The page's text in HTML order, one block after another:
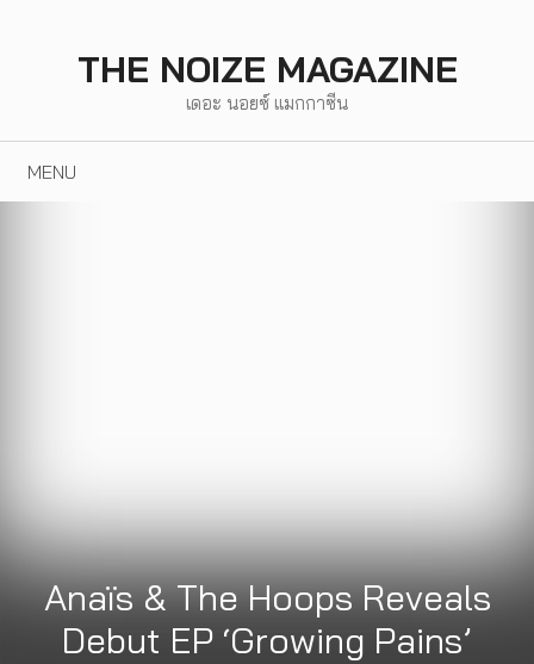
THE NOIZE MAGAZINE
เดอะ นอยซ์ แมกกาซีน
MENU
Anaïs & The Hoops Reveals
Debut EP ‘Growing Pains’